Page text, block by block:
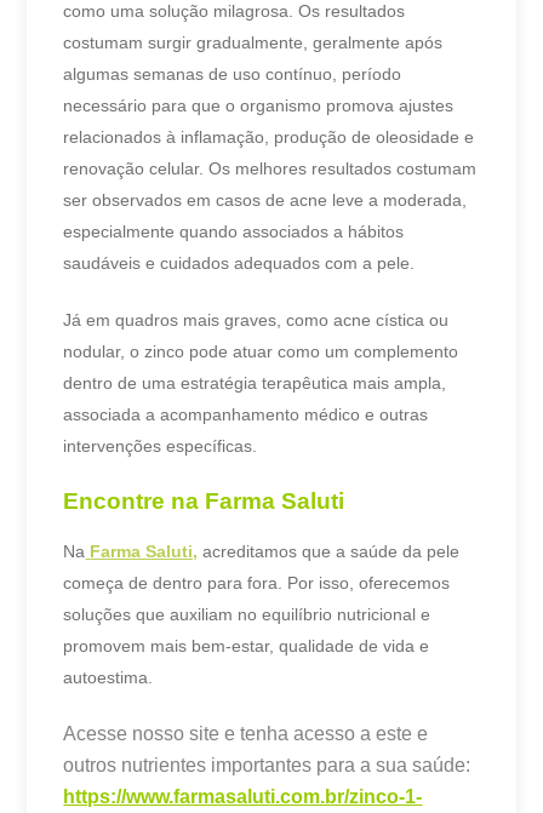
como uma solução milagrosa.Os resultados
costumam surgir gradualmente, geralmente após
algumas semanas de uso contínuo, período
necessário para que o organismo promova ajustes
relacionados à inflamação, produção de oleosidade e
renovação celular.Os melhores resultados costumam
ser observados em casos de acne leve a moderada,
especialmente quando associados a hábitos
saudáveis e cuidados adequados com a pele.
Já em quadros mais graves, como acne cística ou
nodular, o zinco pode atuar como um complemento
dentro de uma estratégia terapêutica mais ampla,
associada a acompanhamento médico e outras
intervenções específicas.
Encontre na Farma Saluti
Na Farma Saluti, acreditamos que a saúde da pele
começa de dentro para fora. Por isso, oferecemos
soluções que auxiliam no equilíbrio nutricional e
promovem mais bem-estar, qualidade de vida e
autoestima.
Acesse nosso site e tenha acesso a este e
outros nutrientes importantes para a sua saúde:
https://www.farmasaluti.com.br/zinco-1-